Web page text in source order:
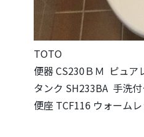
TOTO
便器 CS230ＢＭ ピュア
タンク SH233BA 手洗
便座 TCF116 ウォーム